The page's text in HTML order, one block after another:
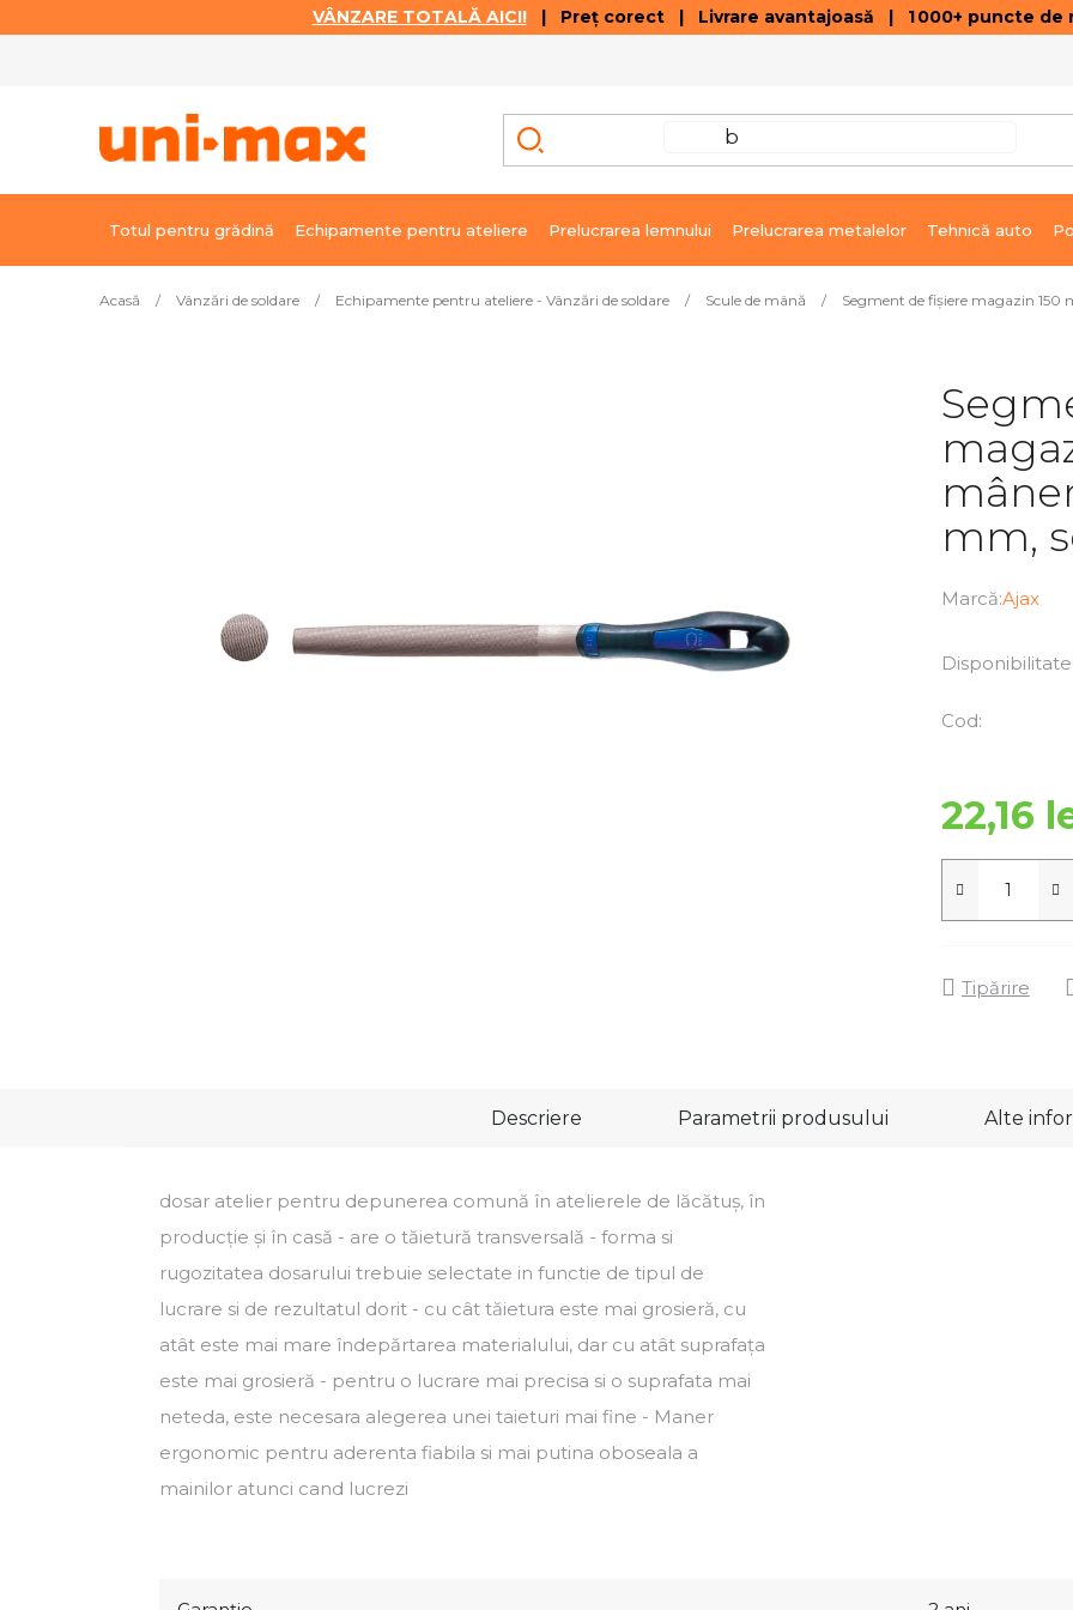
VÂNZARE TOTALĂ AICI!| Preț corect | Livrare avantajoasă | 1 000+ puncte de
Totul pentru grădină Echipamente pentru ateliere Prelucrarea lemnului Prelucrarea metalelor Tehnică auto
Acasă / Vânzări de soldare / Echipamente pentru ateliere - Vânzări de soldare / Scule de mână / Segment de fișiere magazin 150
mm,
Marcă:Ajax
Disponibilitate
Cod:
22,16
Tipărire
Descriere Parametrii produsului Alte
dosar atelier pentru depunerea comună în atelierele de lăcătuș, în
producție și în casă - are o tăietură transversală - forma si
rugozitatea dosarului trebuie selectate in functie de tipul de
lucrare si de rezultatul dorit - cu cât tăietura este mai grosieră, cu
atât este mai mare îndepărtarea materialului, dar cu atât suprafața
este mai grosieră - pentru o lucrare mai precisa si o suprafata mai
neteda, este necesara alegerea unei taieturi mai fine - Maner
ergonomic pentru aderenta fiabila si mai putina oboseala a
mainilor atunci cand lucrezi